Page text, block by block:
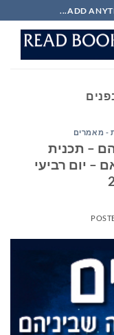
ADD
- מאמרים
– תכנית
קס"ם 106אפאם – יום רביעי